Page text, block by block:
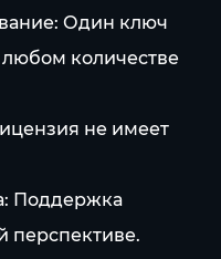
Один ключ
количестве
не имеет
Поддержка
перспективе.